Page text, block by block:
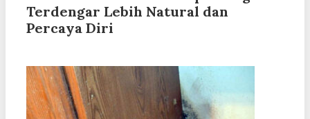
Terdengar Lebih Natural dan
Percaya Diri